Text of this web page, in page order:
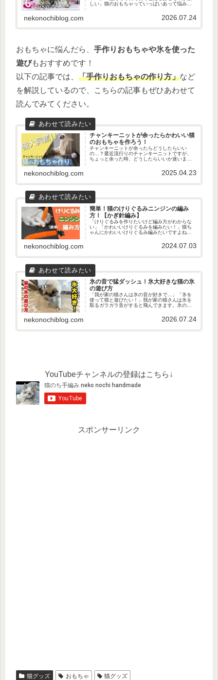
しい」猫のおもちゃっていっぱいあって悩みま
主さんも喜ぶおもちゃが見つかります。今回、
数々の失敗の中から選ばれた、我が...
nekonochiblog.com 2026.07.24
おもちゃに悩んだら、 手作りおもちゃや氷を使った
遊びもおすすめです！
以下の記事では、 「手作りおもちゃの作り方」など
を解説しているので、こちらの記事もぜひあわせて
読んでみてください。
チャンキーニットが余ったらかわいい猫
のおもちゃを作ろう！
チャンキーニットが余ったらどうしたらいい
の…？最近流行りのチャンキーニットですが、
ちょっと余った時、どうしたらいいか迷います
5.5mほどあまり、途方に暮れていました。た
だ、チャンキーニットの余りを有効...
nekonochiblog.com 2025.04.23
簡単！猫のけりぐるみニンジンの編み
方！【かぎ針編み】
「けりぐるみを作りたいけど編み方がわからな
い」「かわいいけりぐるみを編みたい！」猫ち
ゃんにかわいいけりぐるみ編みたいですよね。
ぐるみを編むことができます！今回、かぎ針編
みでニンジンのけりぐるみを作っ...
nekonochiblog.com 2024.07.03
氷の音で猛ダッシュ！氷大好きな猫の氷
の遊び方
「我が家の猫さんは氷の音が好きで…」「氷を
使って猫と遊びたい！」我が家の猫さんは氷を
取るガラガラ音がすると飛んできます。氷の音
そんな我が家で流行っている氷を使った遊びが
あります。ということで、今回は...
nekonochiblog.com 2026.07.24
YouTubeチャンネルの登録はこちら↓
スポンサーリンク
猫グッズ おもちゃ 猫グッズ